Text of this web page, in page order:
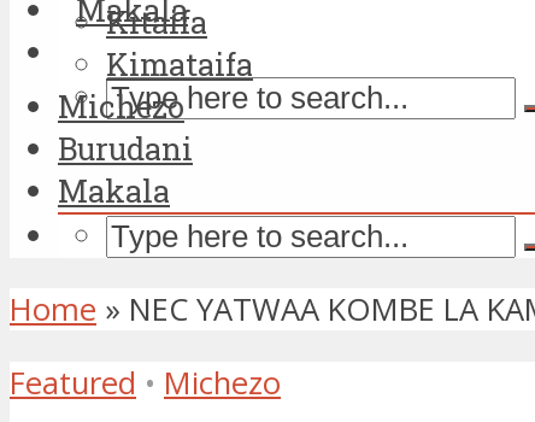
Makala
Kitaifa
Kimataifa
Michezo
Burudani
Makala
Home » NEC YATWAA KOMBE LA
Featured • Michezo